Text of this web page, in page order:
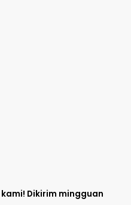
kami! Dikirim mingguan